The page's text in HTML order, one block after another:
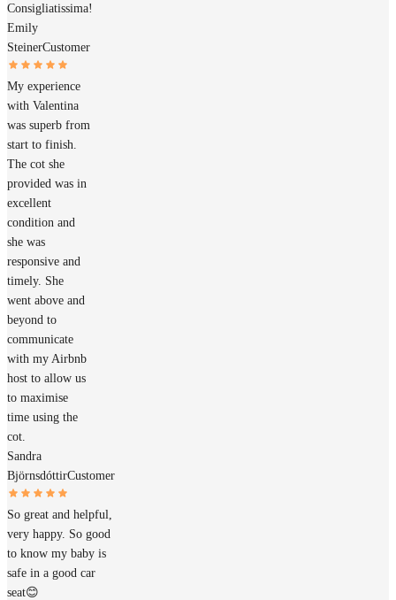
Consigliatissima!
Emily
SteinerCustomer
My experience
with Valentina
was superb from
start to finish.
The cot she
provided was in
excellent
condition and
she was
responsive and
timely. She
went above and
beyond to
communicate
with my Airbnb
host to allow us
to maximise
time using the
cot.
Sandra
BjörnsdóttirCustomer
So great and helpful,
very happy. So good
to know my baby is
safe in a good car
seat😊